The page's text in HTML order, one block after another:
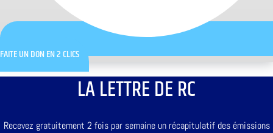
FAITE UN DON EN 2 CLICS
LA LETTRE DE RC
Recevez gratuitement 2 fois par semaine un récapitulatif des émissions